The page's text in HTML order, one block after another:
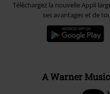
Téléchargez la nouvelle Appli
ses avantages et de
A Warner